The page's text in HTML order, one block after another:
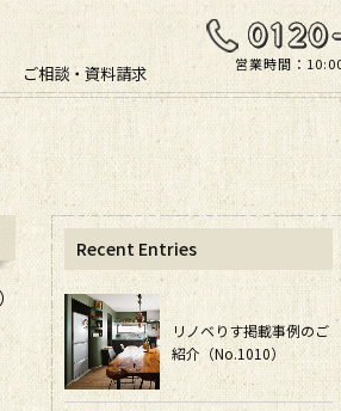
ご相談・資料請求 営業時間：
Recent Entries
リノベりす掲載事例のご
紹介（No.1010）